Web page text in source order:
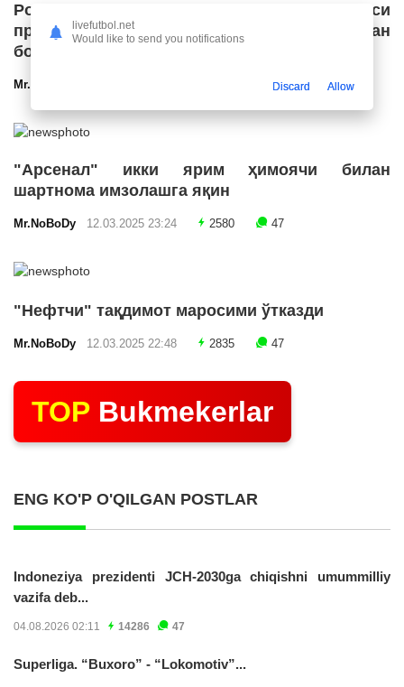
Роналду Бразилия футбол конфедерацияси
президенти лавозимига номзодини қўйишдан
бош тортди
Mr.NoBoDy 47
"Арсенал" икки ярим ҳимоячи билан
шартнома имзолашга яқин
Mr.NoBoDy 12.03.2025 23:24 2580 47
"Нефтчи" тақдимот маросими ўтказди
Mr.NoBoDy 12.03.2025 22:48 2835 47
TOP Bukmekerlar
ENG KO'P O'QILGAN POSTLAR
Indoneziya prezidenti JCH-2030ga chiqishni umummilliy
vazifa deb...
04.08.2026 02:11 14286 47
Superliga. “Buxoro” - “Lokomotiv”...
livefutbol.net
Would like to send you notifications
Discard Allow